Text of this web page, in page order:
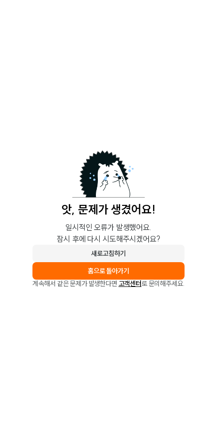
앗, 문제가 생겼어요!
일시적인 오류가 발생했어요.
잠시 후에 다시 시도해주시겠어요?
새로고침하기
홈으로 돌아가기
계속해서 같은 문제가 발생한다면 고객센터로 문의해주세요.